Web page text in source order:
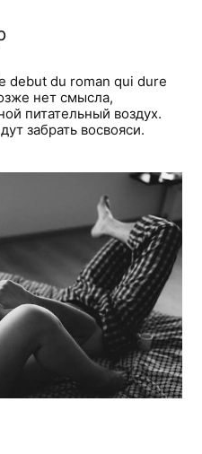
debut du roman qui dure
нет смысла,
питательный воздух.
забрать восвояси.